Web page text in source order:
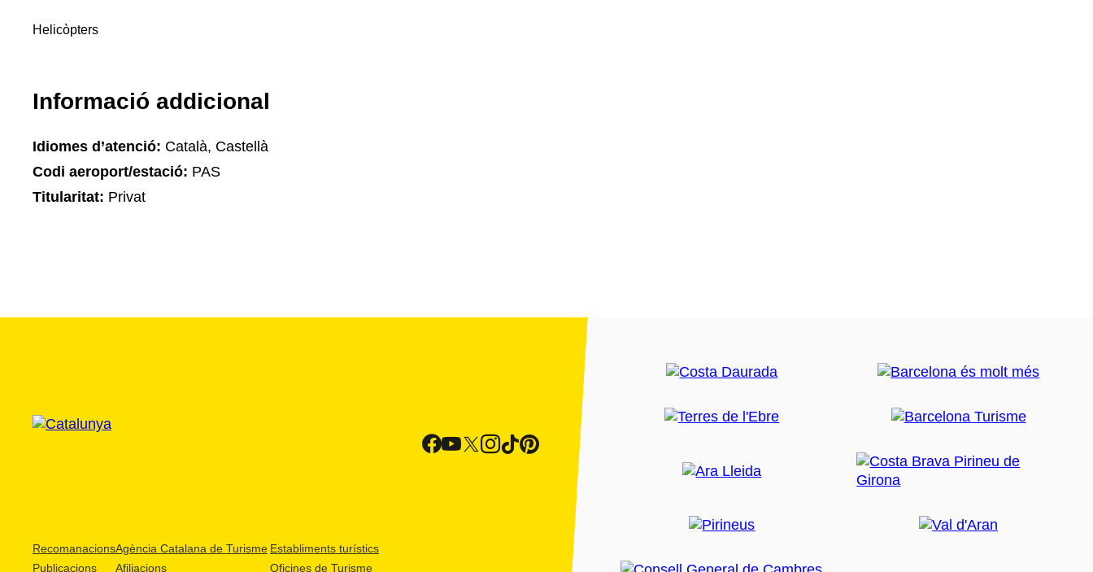
Helicòpters
Informació addicional
Idiomes d’atenció: Català, Castellà
Codi aeroport/estació: PAS
Titularitat: Privat
Recomanacions
Publicacions
Agència Catalana de Turisme
Afiliacions
Establiments turístics
Oficines de Turisme